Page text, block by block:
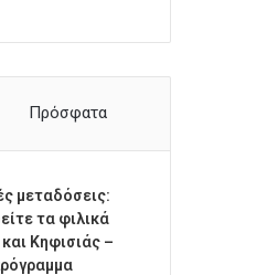
Πρόσφατα
μεταδόσεις:
τα φιλικά
Κηφισιάς –